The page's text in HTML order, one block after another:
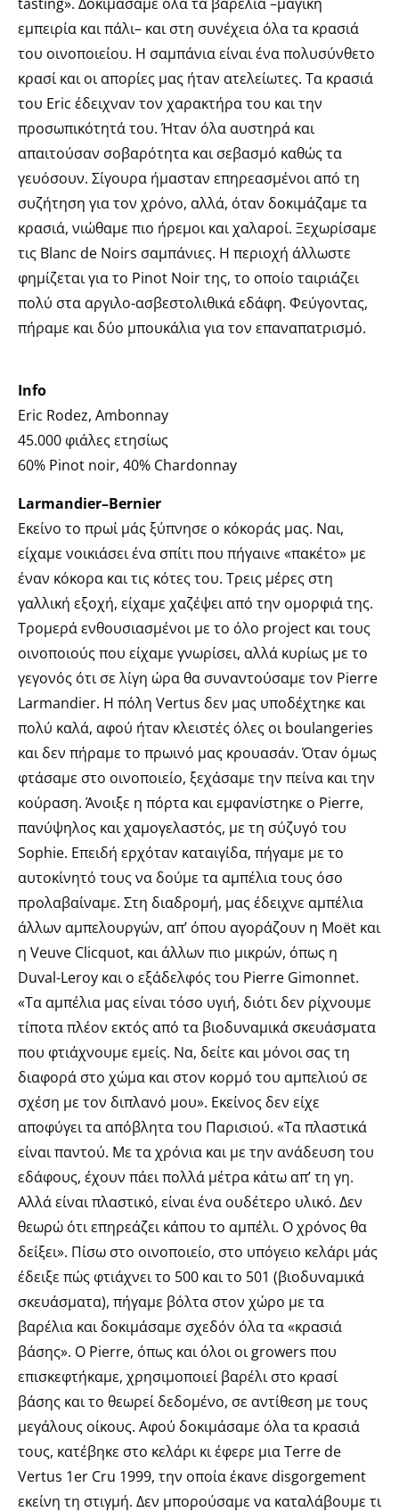
εμπειρία και πάλι– και στη συνέχεια όλα τα κρασιά
του οινοποιείου. Η σαμπάνια είναι ένα πολυσύνθετο
κρασί και οι απορίες μας ήταν ατελείωτες. Τα κρασιά
του Eric έδειχναν τον χαρακτήρα του και την
προσωπικότητά του. Ήταν όλα αυστηρά και
απαιτούσαν σοβαρότητα και σεβασμό καθώς τα
γευόσουν. Σίγουρα ήμασταν επηρεασμένοι από τη
συζήτηση για τον χρόνο, αλλά, όταν δοκιμάζαμε τα
κρασιά, νιώθαμε πιο ήρεμοι και χαλαροί. Ξεχωρίσαμε
τις Blanc de Noirs σαμπάνιες. Η περιοχή άλλωστε
φημίζεται για το Pinot Noir της, το οποίο ταιριάζει
πολύ στα αργιλο-ασβεστολιθικά εδάφη. Φεύγοντας,
πήραμε και δύο μπουκάλια για τον επαναπατρισμό.
Info
Eric Rodez, Ambonnay
45.000 φιάλες ετησίως
60% Pinot noir, 40% Chardonnay
Larmandier–Bernier
Εκείνο το πρωί μάς ξύπνησε ο κόκοράς μας. Ναι,
είχαμε νοικιάσει ένα σπίτι που πήγαινε «πακέτο» με
έναν κόκορα και τις κότες του. Τρεις μέρες στη
γαλλική εξοχή, είχαμε χαζέψει από την ομορφιά της.
Τρομερά ενθουσιασμένοι με το όλο project και τους
οινοποιούς που είχαμε γνωρίσει, αλλά κυρίως με το
γεγονός ότι σε λίγη ώρα θα συναντούσαμε τον Pierre
Larmandier. Η πόλη Vertus δεν μας υποδέχτηκε και
πολύ καλά, αφού ήταν κλειστές όλες οι boulangeries
και δεν πήραμε το πρωινό μας κρουασάν. Όταν όμως
φτάσαμε στο οινοποιείο, ξεχάσαμε την πείνα και την
κούραση. Άνοιξε η πόρτα και εμφανίστηκε ο Pierre,
πανύψηλος και χαμογελαστός, με τη σύζυγό του
Sophie. Επειδή ερχόταν καταιγίδα, πήγαμε με το
αυτοκίνητό τους να δούμε τα αμπέλια τους όσο
προλαβαίναμε. Στη διαδρομή, μας έδειχνε αμπέλια
άλλων αμπελουργών, απ’ όπου αγοράζουν η Moët και
η Veuve Clicquot, και άλλων πιο μικρών, όπως η
Duval-Leroy και ο εξάδελφός του Pierre Gimonnet.
«Τα αμπέλια μας είναι τόσο υγιή, διότι δεν ρίχνουμε
τίποτα πλέον εκτός από τα βιοδυναμικά σκευάσματα
που φτιάχνουμε εμείς. Να, δείτε και μόνοι σας τη
διαφορά στο χώμα και στον κορμό του αμπελιού σε
σχέση με τον διπλανό μου». Εκείνος δεν είχε
αποφύγει τα απόβλητα του Παρισιού. «Τα πλαστικά
είναι παντού. Με τα χρόνια και με την ανάδευση του
εδάφους, έχουν πάει πολλά μέτρα κάτω απ’ τη γη.
Αλλά είναι πλαστικό, είναι ένα ουδέτερο υλικό. Δεν
θεωρώ ότι επηρεάζει κάπου το αμπέλι. Ο χρόνος θα
δείξει». Πίσω στο οινοποιείο, στο υπόγειο κελάρι μάς
έδειξε πώς φτιάχνει το 500 και το 501 (βιοδυναμικά
σκευάσματα), πήγαμε βόλτα στον χώρο με τα
βαρέλια και δοκιμάσαμε σχεδόν όλα τα «κρασιά
βάσης». Ο Pierre, όπως και όλοι οι growers που
επισκεφτήκαμε, χρησιμοποιεί βαρέλι στο κρασί
βάσης και το θεωρεί δεδομένο, σε αντίθεση με τους
μεγάλους οίκους. Αφού δοκιμάσαμε όλα τα κρασιά
τους, κατέβηκε στο κελάρι κι έφερε μια Terre de
Vertus 1er Cru 1999, την οποία έκανε disgorgement
εκείνη τη στιγμή. Δεν μπορούσαμε να καταλάβουμε τι